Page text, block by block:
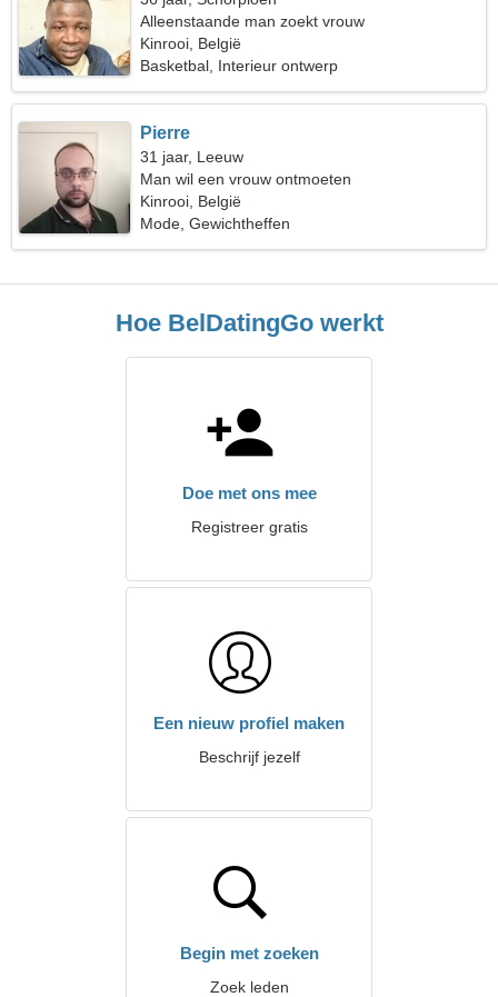
Alleenstaande man zoekt vrouw
Kinrooi, België
Basketbal, Interieur ontwerp
Pierre
31 jaar, Leeuw
Man wil een vrouw ontmoeten
Kinrooi, België
Mode, Gewichtheffen
Hoe BelDatingGo werkt
Doe met ons mee
Registreer gratis
Een nieuw profiel maken
Beschrijf jezelf
Begin met zoeken
Zoek leden